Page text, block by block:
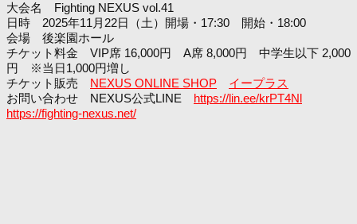
大会名 Fighting NEXUS vol.41
日時 2025年11月22日（土）開場・17:30 開始・18:00
会場 後楽園ホール
チケット料金 VIP席 16,000円 A席 8,000円 中学生以下 2,000
円 ※当日1,000円増し
チケット販売 NEXUS ONLINE SHOP
イープラス
お問い合わせ NEXUS公式LINE https://lin.ee/krPT4Nl
https://fighting-nexus.net/